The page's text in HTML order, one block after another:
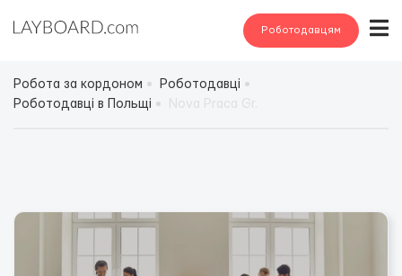
Роботодавцям
Робота за кордоном
Роботодавці
Роботодавці в Польщі